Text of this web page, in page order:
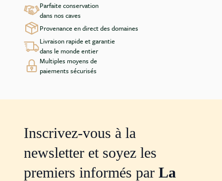
Parfaite conservation
dans nos caves
Provenance en direct des domaines
Livraison rapide et garantie
dans le monde entier
Multiples moyens de
paiements sécurisés
Inscrivez-vous à la
newsletter et soyez les
premiers informés par La